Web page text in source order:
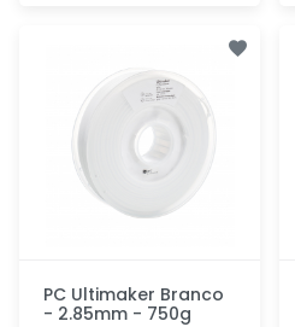
PC Ultimaker Branco
- 2.85mm - 750g